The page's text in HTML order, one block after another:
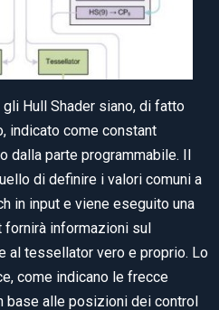
Hull Shader siano, di fatto
indicato come constant
dalla parte programmabile. Il
di definire i valori comuni a
in input e viene eseguito una
fornirà informazioni sul
al tessellator vero e proprio. Lo
come indicano le frecce
base alle posizioni dei control